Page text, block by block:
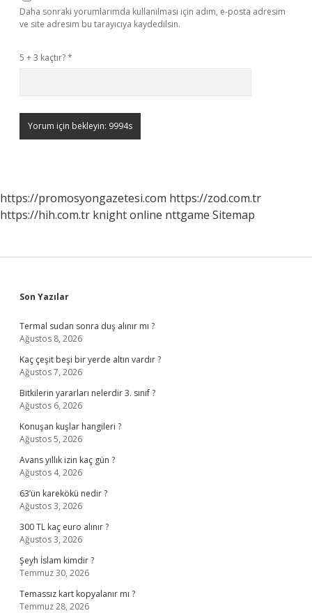
Daha sonraki yorumlarımda kullanılması için adım, e-posta adresim
ve site adresim bu tarayıcıya kaydedilsin.
5 + 3 kaçtır?*
https://promosyongazetesi.com https://zod.com.tr
https://hih.com.tr knight online nttgame Sitemap
Sidebar
Son Yazılar
Termal sudan sonra duş alınır mı ?
Ağustos 8, 2026
Kaç çeşit beşi bir yerde altın vardır ?
Ağustos 7, 2026
Bitkilerin yararları nelerdir 3. sınıf ?
Ağustos 6, 2026
Konuşan kuşlar hangileri ?
Ağustos 5, 2026
Avans yıllık izin kaç gün ?
Ağustos 4, 2026
63’ün karekökü nedir ?
Ağustos 3, 2026
300 TL kaç euro alınır ?
Ağustos 3, 2026
Şeyh İslam kimdir ?
Temmuz 30, 2026
Temassız kart kopyalanır mı ?
Temmuz 28, 2026